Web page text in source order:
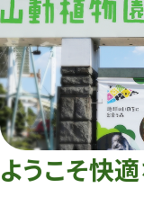
ようこそ快